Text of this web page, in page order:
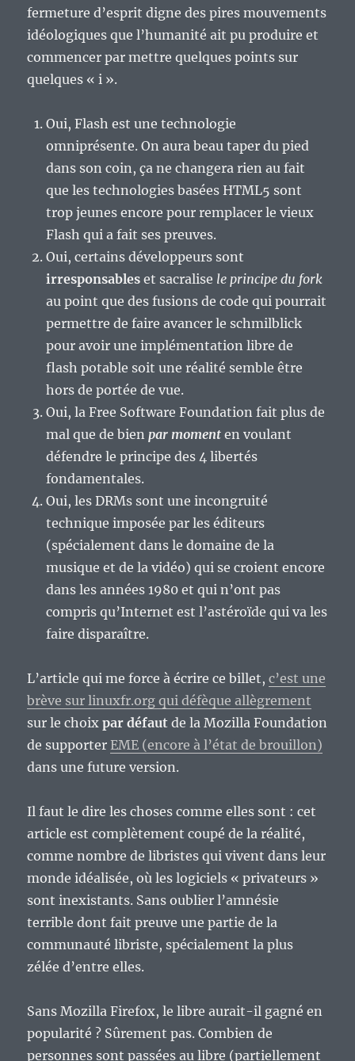
fermeture d’esprit digne des pires mouvements
idéologiques que l’humanité ait pu produire et
commencer par mettre quelques points sur
quelques « i ».
Oui, Flash est une technologie
omniprésente. On aura beau taper du pied
dans son coin, ça ne changera rien au fait
que les technologies basées HTML5 sont
trop jeunes encore pour remplacer le vieux
Flash qui a fait ses preuves.
Oui, certains développeurs sont
irresponsables et sacralise le principe du fork
au point que des fusions de code qui pourrait
permettre de faire avancer le schmilblick
pour avoir une implémentation libre de
flash potable soit une réalité semble être
hors de portée de vue.
Oui, la Free Software Foundation fait plus de
mal que de bienpar moment en voulant
défendre le principe des 4 libertés
fondamentales.
Oui, les DRMs sont une incongruité
technique imposée par les éditeurs
(spécialement dans le domaine de la
musique et de la vidéo) qui se croient encore
dans les années 1980 et qui n’ont pas
compris qu’Internet est l’astéroïde qui va les
faire disparaître.
L’article qui me force à écrire ce billet,c’est une
brève sur linuxfr.org qui défèque allègrement
sur le choixpar défaut de la Mozilla Foundation
de supporterEME (encore à l’état de brouillon)
dans une future version.
Il faut le dire les choses comme elles sont : cet
article est complètement coupé de la réalité,
comme nombre de libristes qui vivent dans leur
monde idéalisée, où les logiciels « privateurs »
sont inexistants. Sans oublier l’amnésie
terrible dont fait preuve une partie de la
communauté libriste, spécialement la plus
zélée d’entre elles.
Sans Mozilla Firefox, le libre aurait-il gagné en
popularité ? Sûrement pas. Combien de
personnes sont passées au libre (partiellement